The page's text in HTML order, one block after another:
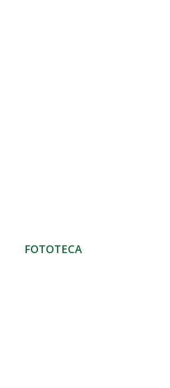
FOTOTECA